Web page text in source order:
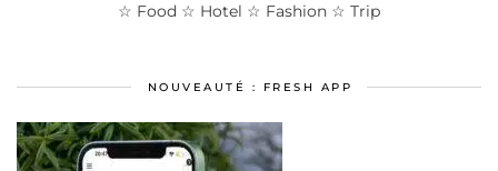
☆ Food ☆ Hotel ☆ Fashion ☆ Trip
NOUVEAUTÉ : FRESH APP